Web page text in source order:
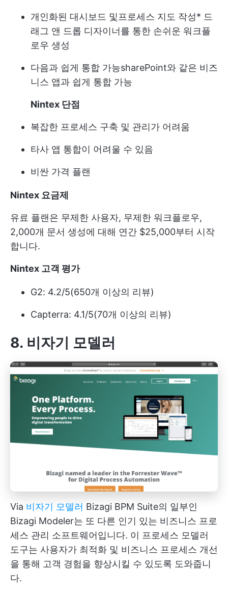
개인화된 대시보드 및프로세스 지도 작성* 드
래그 앤 드롭 디자이너를 통한 손쉬운 워크플
로우 생성
다음과 쉽게 통합 가능sharePoint와 같은 비즈
니스 앱과 쉽게 통합 가능
Nintex 단점
복잡한 프로세스 구축 및 관리가 어려움
타사 앱 통합이 어려울 수 있음
비싼 가격 플랜
Nintex 요금제
유료 플랜은 무제한 사용자, 무제한 워크플로우,
2,000개 문서 생성에 대해 연간 $25,000부터 시작
합니다.
Nintex 고객 평가
G2: 4.2/5(650개 이상의 리뷰)
Capterra: 4.1/5(70개 이상의 리뷰)
8. 비자기 모델러
Via 비자기 모델러 Bizagi BPM Suite의 일부인
Bizagi Modeler는 또 다른 인기 있는 비즈니스 프로
세스 관리 소프트웨어입니다. 이 프로세스 모델러
도구는 사용자가 최적화 및 비즈니스 프로세스 개선
을 통해 고객 경험을 향상시킬 수 있도록 도와줍니
다.